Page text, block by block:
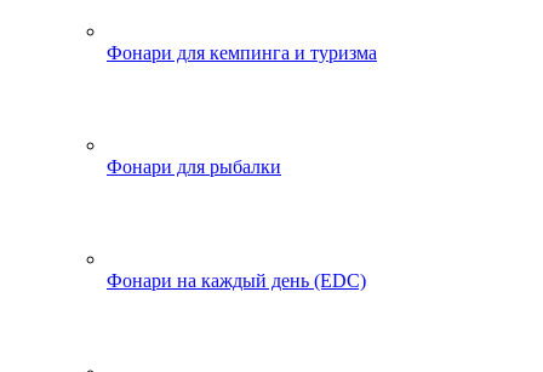
Фонари для кемпинга и туризма
Фонари для рыбалки
Фонари на каждый день (EDC)